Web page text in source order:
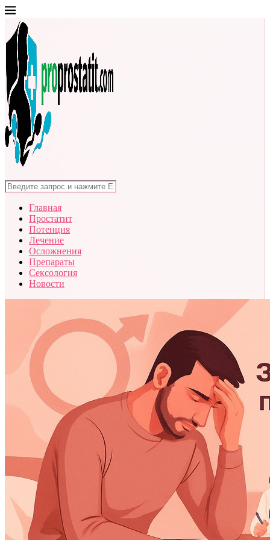
Главная
Простатит
Потенция
Лечение
Осложнения
Препараты
Сексология
Новости